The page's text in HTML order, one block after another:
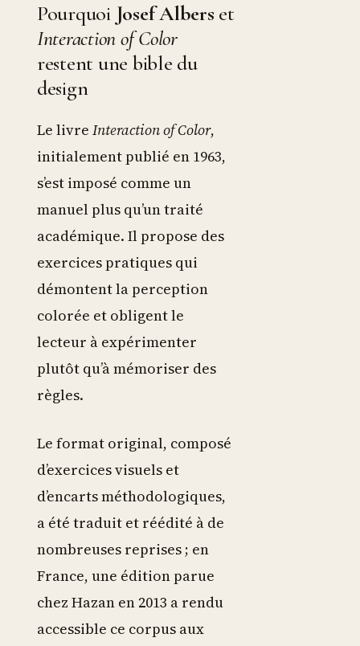
Pourquoi Josef Albers et
Interaction of Color
restent une bible du
design
Le livre Interaction of Color,
initialement publié en 1963,
s’est imposé comme un
manuel plus qu’un traité
académique. Il propose des
exercices pratiques qui
démontent la perception
colorée et obligent le
lecteur à expérimenter
plutôt qu’à mémoriser des
règles.
Le format original, composé
d’exercices visuels et
d’encarts méthodologiques,
a été traduit et réédité à de
nombreuses reprises ; en
France, une édition parue
chez Hazan en 2013 a rendu
accessible ce corpus aux